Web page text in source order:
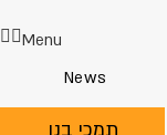
Menu
News